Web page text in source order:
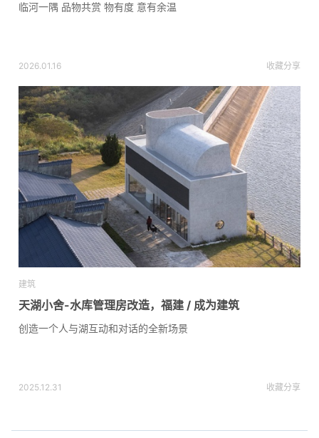
临河一隅 品物共赏 物有度 意有余温
2026.01.16 收藏分享
建筑
天湖小舍-水库管理房改造，福建 / 成为建筑
创造一个人与湖互动和对话的全新场景
2025.12.31 收藏分享